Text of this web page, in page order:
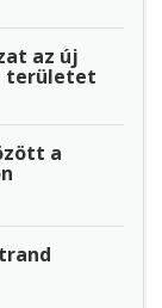
az új
területet
a